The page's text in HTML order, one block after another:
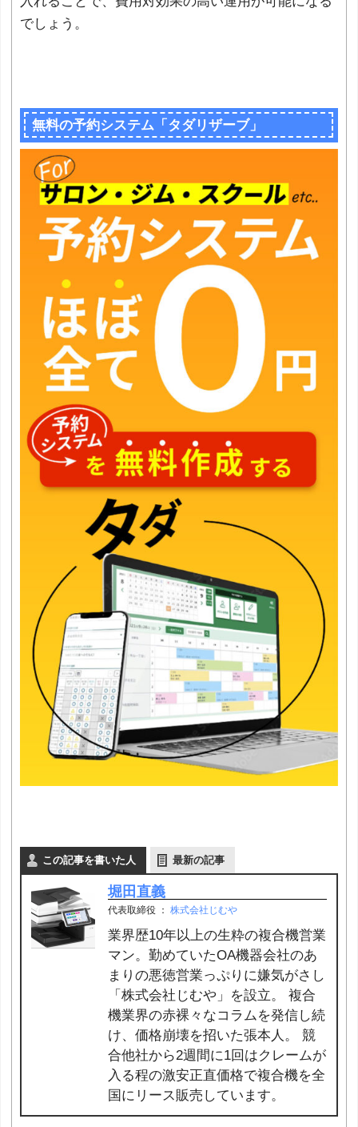
でしょう。
無料の予約システム「タダリザーブ」
この記事を書いた人 最新の記事
堀田直義
代表取締役 ： 株式会社じむや
業界歴10年以上の生粋の複合機営業
マン。勤めていたOA機器会社のあ
まりの悪徳営業っぷりに嫌気がさし
「株式会社じむや」を設立。 複合
機業界の赤裸々なコラムを発信し続
け、価格崩壊を招いた張本人。 競
合他社から2週間に1回はクレームが
入る程の激安正直価格で複合機を全
国にリース販売しています。